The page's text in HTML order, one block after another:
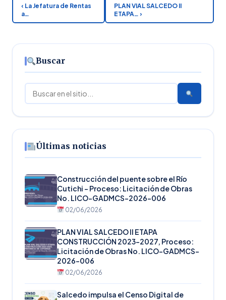
‹ La Jefatura de Rentas
a…
PLAN VIAL SALCEDO II
ETAPA… ›
Buscar
Buscar
Últimas noticias
Construcción del puente sobre el Río
Cutichi – Proceso: Licitación de Obras
No. LICO-GADMCS-2026-006
02/06/2026
PLAN VIAL SALCEDO II ETAPA
CONSTRUCCIÓN 2023-2027, Proceso:
Licitación de Obras No. LICO-GADMCS-
2026-006
02/06/2026
Salcedo impulsa el Censo Digital de